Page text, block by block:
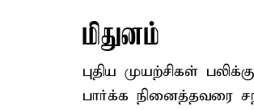
மிதுனம்
புதிய முயற்சிகள்
பார்க்க நினைத்தவரை